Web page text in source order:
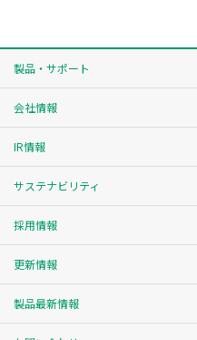
製品・サポート
会社情報
IR情報
サステナビリティ
採用情報
更新情報
製品最新情報